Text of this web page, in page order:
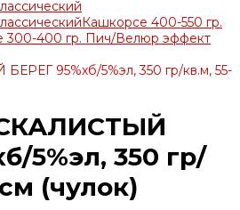
Кашкорсе 400-550 гр.
300-400 гр. Пич/Велюр эффект
95%хб/5%эл, 350 гр/кв.м, 55-
5%эл, 350 гр/
(чулок)